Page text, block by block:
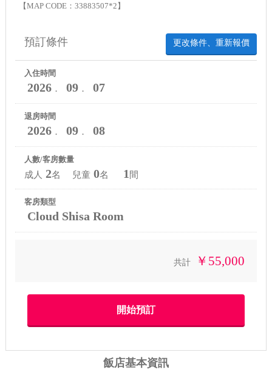
【MAP CODE：33883507*2】
更改條件、重新報價
預訂條件
入住時間
2026． 09． 07
退房時間
2026． 09． 08
人數/客房數量
成人 2名 兒童 0名 1 間
客房類型
Cloud Shisa Room
共計 ￥55,000
飯店基本資訊